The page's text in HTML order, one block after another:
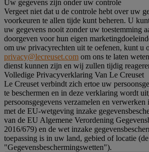
Uw gegevens zijn onder uw controle
Vergeet niet dat u de controle hebt over uw
voorkeuren te allen tijde kunt beheren. U
uw gegevens nooit zonder uw toestemming
doorgeven voor hun eigen
om uw privacyrechten uit te oefenen, kunt u
privacy@lecreuset.com om ons te laten
dienst kunnen zijn en wij zullen tijdig
Volledige Privacyverklaring Van Le Creuset
Le Creuset verbindt zich ertoe uw
te beschermen en in deze verklaring wordt
persoonsgegevens verzamelen en verwerken
met de EU-wetgeving inzake
van de EU Algemene Verordening
2016/679) en de wet inzake
toepassing is in uw land, gebied of locatie (de
"Gegevensbeschermingswetten").